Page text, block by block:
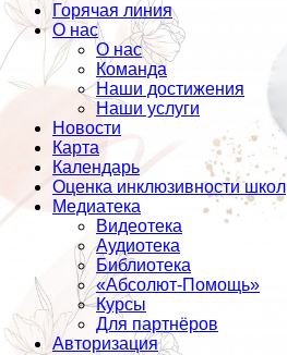
Горячая линия
О нас
О нас
Команда
Наши достижения
Наши услуги
Новости
Карта
Календарь
Оценка инклюзивности школ
Медиатека
Видеотека
Аудиотека
Библиотека
«Абсолют-Помощь»
Курсы
Для партнёров
Авторизация